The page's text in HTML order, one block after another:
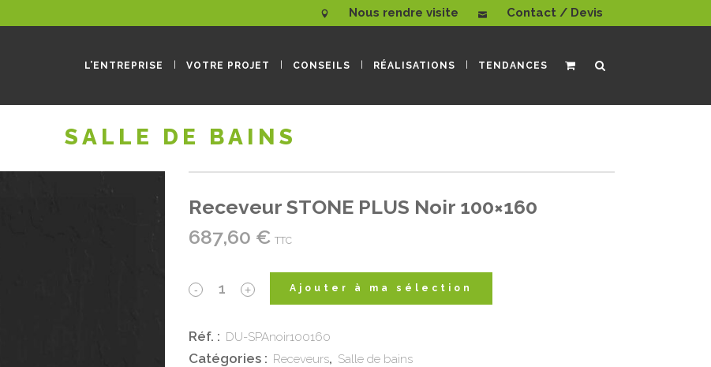
Nous rendre visite Contact / Devis
L’ENTREPRISE VOTRE PROJET CONSEILS RÉALISATIONS TENDANCES
SALLE DE BAINS
Receveur STONE PLUS Noir 100×160
687,60 € TTC
Receveur Ajouter à ma sélection
Réf. : DU-SPAnoir100160
Catégories : Receveurs, Salle de bains